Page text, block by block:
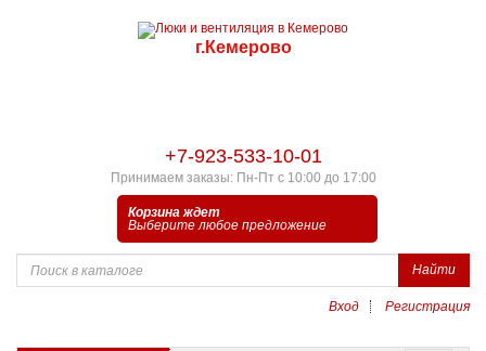
г.Кемерово
+7-923-533-10-01
Принимаем заказы: Пн-Пт с 10:00 до 17:00
Корзина ждет
Выберите любое предложение
Найти
Вход Регистрация